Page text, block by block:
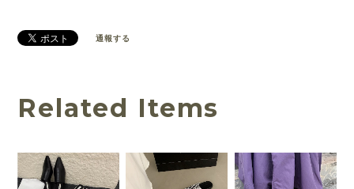
通報する
Related Items